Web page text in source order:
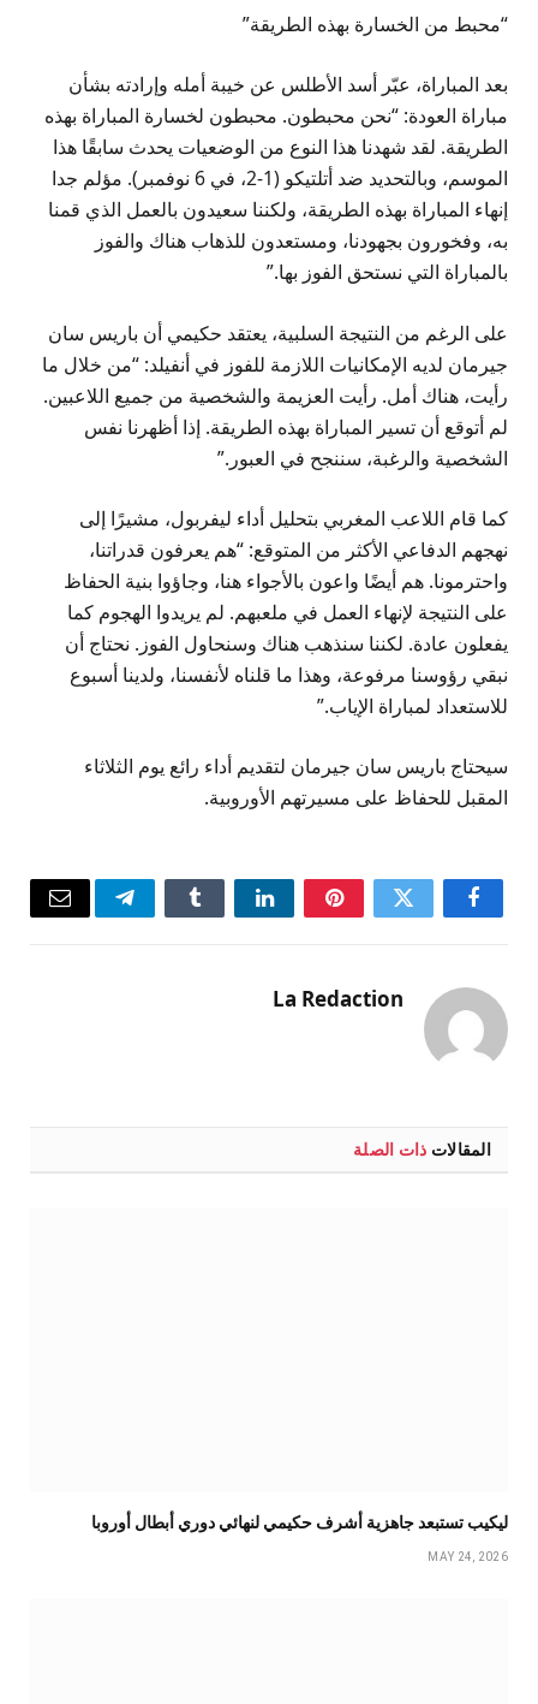
“محبط من الخسارة بهذه الطريقة”
بعد المباراة، عبّر أسد الأطلس عن خيبة أمله وإرادته بشأن
مباراة العودة: “نحن محبطون. محبطون لخسارة المباراة بهذه
الطريقة. لقد شهدنا هذا النوع من الوضعيات يحدث سابقًا هذا
الموسم، وبالتحديد ضد أتلتيكو (1-2، في 6 نوفمبر). مؤلم جدا
إنهاء المباراة بهذه الطريقة، ولكننا سعيدون بالعمل الذي قمنا
به، وفخورون بجهودنا، ومستعدون للذهاب هناك والفوز
بالمباراة التي نستحق الفوز بها.”
على الرغم من النتيجة السلبية، يعتقد حكيمي أن باريس سان
جيرمان لديه الإمكانيات اللازمة للفوز في أنفيلد: “من خلال ما
رأيت، هناك أمل. رأيت العزيمة والشخصية من جميع اللاعبين.
لم أتوقع أن تسير المباراة بهذه الطريقة. إذا أظهرنا نفس
الشخصية والرغبة، سننجح في العبور.”
كما قام اللاعب المغربي بتحليل أداء ليفربول، مشيرًا إلى
نهجهم الدفاعي الأكثر من المتوقع: “هم يعرفون قدراتنا،
واحترمونا. هم أيضًا واعون بالأجواء هنا، وجاؤوا بنية الحفاظ
على النتيجة لإنهاء العمل في ملعبهم. لم يريدوا الهجوم كما
يفعلون عادة. لكننا سنذهب هناك وسنحاول الفوز. نحتاج أن
نبقي رؤوسنا مرفوعة، وهذا ما قلناه لأنفسنا، ولدينا أسبوع
للاستعداد لمباراة الإياب.”
سيحتاج باريس سان جيرمان لتقديم أداء رائع يوم الثلاثاء
المقبل للحفاظ على مسيرتهم الأوروبية.
فيسبوكتويتر بينتيريستلينكدإن Tumblr تيلقرامالبريد
La Redaction
المقالات ذات الصلة
ليكيب تستبعد جاهزية أشرف حكيمي لنهائي دوري أبطال أوروبا
MAY 24, 2026